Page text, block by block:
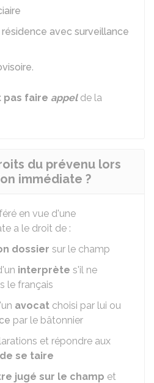
avec surveillance
.
pas faire appel de la
du prévenu lors
immédiate ?
en vue d'une
a le droit de :
dossier sur le champ
interprète s'il ne
le français
avocat choisi par lui ou
par le bâtonnier
et répondre aux
de se taire
jugé sur le champ et